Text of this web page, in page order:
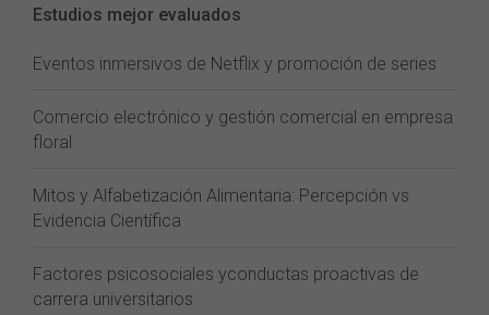
Estudios mejor evaluados
Eventos inmersivos de Netflix y promoción de series
Comercio electrónico y gestión comercial en empresa
floral
Mitos y Alfabetización Alimentaria: Percepción vs
Evidencia Científica
Factores psicosociales yconductas proactivas de
carrera universitarios